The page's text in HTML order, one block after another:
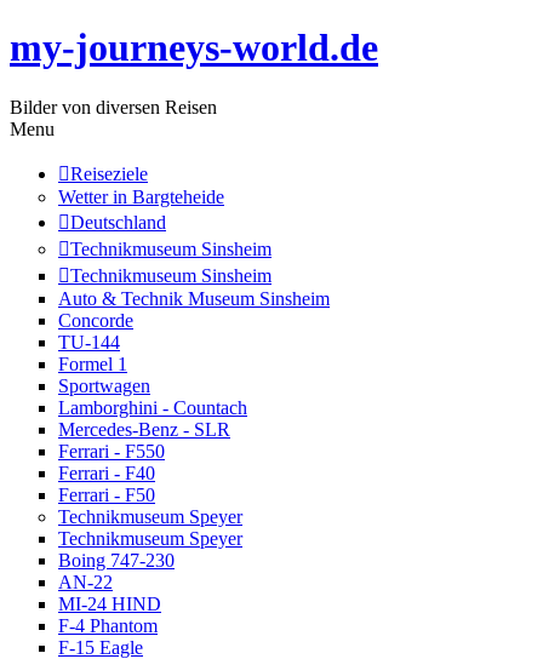
my-journeys-world.de
Bilder von diversen Reisen
Menu
Reiseziele
Wetter in Bargteheide
Deutschland
Technikmuseum Sinsheim
Technikmuseum Sinsheim
Auto & Technik Museum Sinsheim
Concorde
TU-144
Formel 1
Sportwagen
Lamborghini - Countach
Mercedes-Benz - SLR
Ferrari - F550
Ferrari - F40
Ferrari - F50
Technikmuseum Speyer
Technikmuseum Speyer
Boing 747-230
AN-22
MI-24 HIND
F-4 Phantom
F-15 Eagle